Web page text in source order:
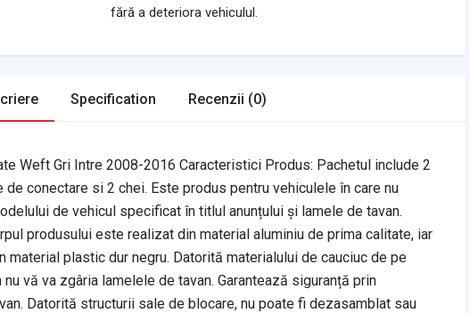
fără a deteriora vehiculul.
Specification Recenzii (0)
Weft Gri Intre 2008-2016 Caracteristici Produs: Pachetul include 2
conectare si 2 chei. Este produs pentru vehiculele în care nu
de vehicul specificat în titlul anunțului și lamele de tavan.
produsului este realizat din material aluminiu de prima calitate, iar
material plastic dur negru. Datorită materialului de cauciuc de pe
vă va zgâria lamelele de tavan. Garantează siguranță prin
Datorită structurii sale de blocare, nu poate fi dezasamblat sau